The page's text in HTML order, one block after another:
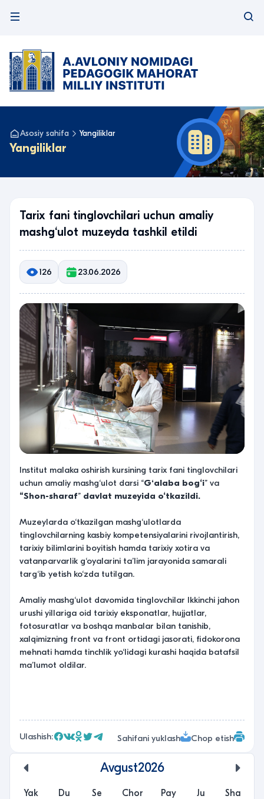
Asosiy sahifa Yangiliklar
Yangiliklar
Tarix fani tinglovchilari uchun amaliy
mashg‘ulot muzeyda tashkil etildi
126 23.06.2026
Institut malaka oshirish kursining tarix fani tinglovchilari
uchun amaliy mashg‘ulot darsi “Gʻalaba bog‘i” va
“Shon-sharaf” davlat muzeyida o‘tkazildi.
Muzeylarda o‘tkazilgan mashg‘ulotlarda
tinglovchilarning kasbiy kompetensiyalarini rivojlantirish,
tarixiy bilimlarini boyitish hamda tarixiy xotira va
vatanparvarlik g‘oyalarini ta’lim jarayonida samarali
targ‘ib yetish ko‘zda tutilgan.
Amaliy mashg‘ulot davomida tinglovchilar Ikkinchi jahon
urushi yillariga oid tarixiy eksponatlar, hujjatlar,
fotosuratlar va boshqa manbalar bilan tanishib,
xalqimizning front va front ortidagi jasorati, fidokorona
mehnati hamda tinchlik yo‘lidagi kurashi haqida batafsil
ma’lumot oldilar.
Ulashish: Sahifani yuklash Chop etish
Avgust2026
Yak Du Se Chor Pay Ju Sha